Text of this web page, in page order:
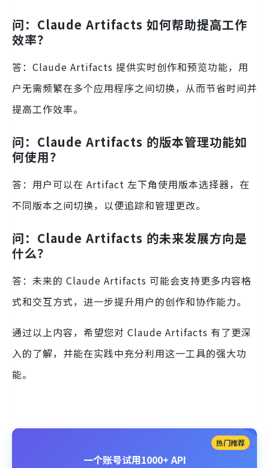
问：Claude Artifacts 如何帮助提高工作
效率？
答：Claude Artifacts 提供实时创作和预览功能，用
户无需频繁在多个应用程序之间切换，从而节省时间并
提高工作效率。
问：Claude Artifacts 的版本管理功能如
何使用？
答：用户可以在 Artifact 左下角使用版本选择器，在
不同版本之间切换，以便追踪和管理更改。
问：Claude Artifacts 的未来发展方向是
什么？
答：未来的 Claude Artifacts 可能会支持更多内容格
式和交互方式，进一步提升用户的创作和协作能力。
通过以上内容，希望您对 Claude Artifacts 有了更深
入的了解，并能在实践中充分利用这一工具的强大功
能。
热门推荐
一个账号试用1000+ API